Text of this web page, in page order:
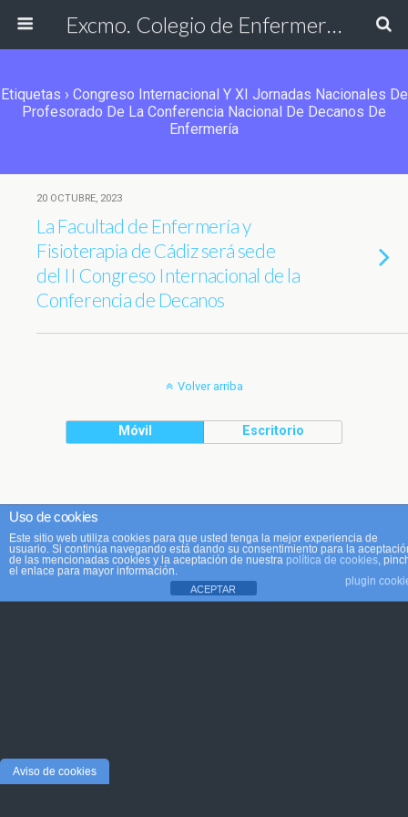
Excmo. Colegio de Enfermería de Cádiz
Etiquetas › Congreso Internacional Y XI Jornadas Nacionales De
Profesorado De La Conferencia Nacional De Decanos De
Enfermería
20 OCTUBRE, 2023
La Facultad de Enfermería y
Fisioterapia de Cádiz será sede
del II Congreso Internacional de la
Conferencia de Decanos
Volver arriba
Móvil Escritorio
Uso de cookies
Este sitio web utiliza cookies para que usted tenga la mejor experiencia de
usuario. Si continúa navegando está dando su consentimiento para la
de las mencionadas cookies y la aceptación de nuestra política de cookies,
el enlace para mayor información.
plugin
ACEPTAR
Aviso de cookies